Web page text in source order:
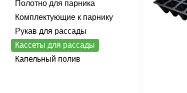
Полотно для парника
Комплектующие к парнику
Рукав для рассады
Кассеты для рассады
Капельный полив